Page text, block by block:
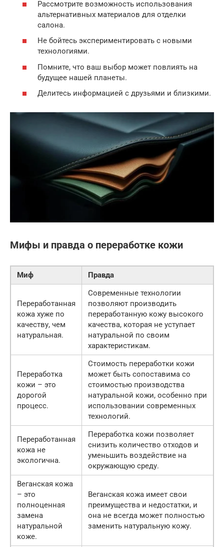
Рассмотрите возможность использования
альтернативных материалов для отделки
салона.
Не бойтесь экспериментировать с новыми
технологиями.
Помните, что ваш выбор может повлиять на
будущее нашей планеты.
Делитесь информацией с друзьями и близкими.
Мифы и правда о переработке кожи
Миф Правда
Переработанная
кожа хуже по
качеству, чем
натуральная.
Современные технологии
позволяют производить
переработанную кожу высокого
качества, которая не уступает
натуральной по своим
характеристикам.
Переработка
кожи – это
дорогой
процесс.
Стоимость переработки кожи
может быть сопоставима со
стоимостью производства
натуральной кожи, особенно при
использовании современных
технологий.
Переработанная
кожа не
экологична.
Переработка кожи позволяет
снизить количество отходов и
уменьшить воздействие на
окружающую среду.
Веганская кожа
– это
полноценная
замена
натуральной
коже.
Веганская кожа имеет свои
преимущества и недостатки, и
она не всегда может полностью
заменить натуральную кожу.